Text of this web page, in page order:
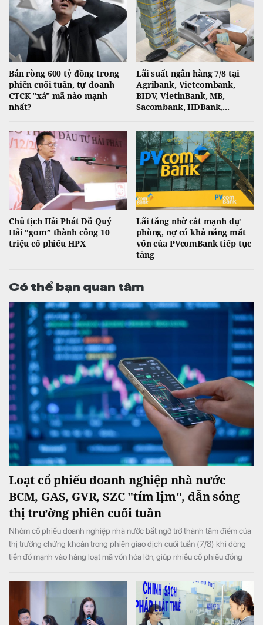
Bán ròng 600 tỷ đồng trong
phiên cuối tuần, tự doanh
CTCK "xả" mã nào mạnh
nhất?
Lãi suất ngân hàng 7/8 tại
Agribank, Vietcombank,
BIDV, VietinBank, MB,
Sacombank, HDBank,...
Chủ tịch Hải Phát Đỗ Quý
Hải “gom” thành công 10
triệu cổ phiếu HPX
Lãi tăng nhờ cắt mạnh dự
phòng, nợ có khả năng mất
vốn của PVcomBank tiếp tục
tăng
Có thể bạn quan tâm
Loạt cổ phiếu doanh nghiệp nhà nước
BCM, GAS, GVR, SZC "tím lịm", dẫn sóng
thị trường phiên cuối tuần
Nhóm cổ phiếu doanh nghiệp nhà nước bất ngờ trở thành tâm điểm của
thị trường chứng khoán trong phiên giao dịch cuối tuần (7/8) khi dòng
tiền đổ mạnh vào hàng loạt mã vốn hóa lớn, giúp nhiều cổ phiếu đồng
trong sắc đỏ.